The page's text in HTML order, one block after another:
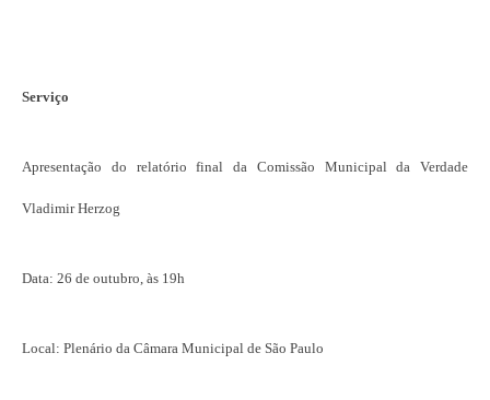
Serviço
Apresentação do relatório final da Comissão Municipal da Verdade
Vladimir Herzog
Data: 26 de outubro, às 19h
Local: Plenário da Câmara Municipal de São Paulo